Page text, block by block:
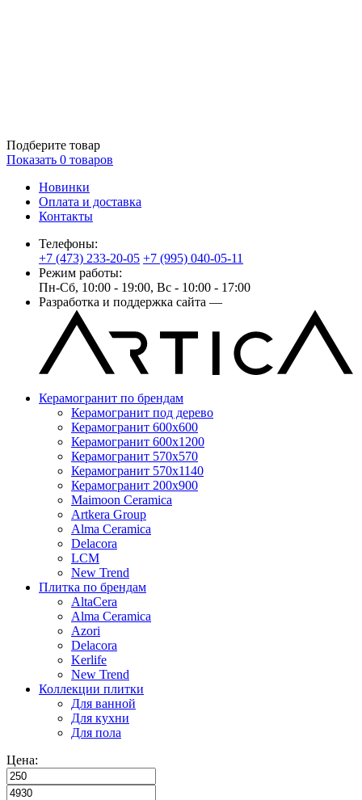
Подберите товар
Показать 0 товаров
Новинки
Оплата и доставка
Контакты
Телефоны:
+7 (473) 233-20-05 +7 (995) 040-05-11
Режим работы:
Пн-Сб, 10:00 - 19:00, Вс - 10:00 - 17:00
Разработка и поддержка сайта —
Керамогранит по брендам
Керамогранит под дерево
Керамогранит 600x600
Керамогранит 600x1200
Керамогранит 570x570
Керамогранит 570x1140
Керамогранит 200x900
Maimoon Ceramica
Artkera Group
Alma Ceramica
Delacora
LCM
New Trend
Плитка по брендам
AltaCera
Аlma Ceramica
Azori
Delacora
Kerlife
New Trend
Коллекции плитки
Для ванной
Для кухни
Для пола
Цена: